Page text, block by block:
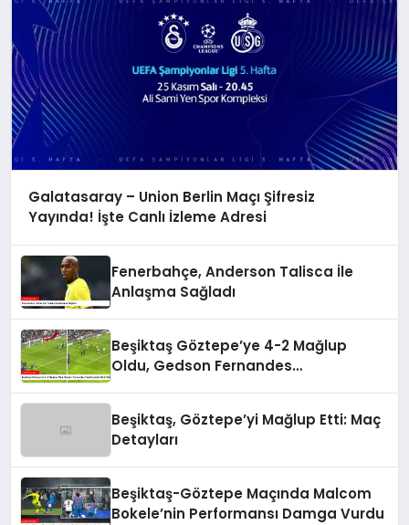
Galatasaray – Union Berlin Maçı Şifresiz
Yayında! İşte Canlı İzleme Adresi
Fenerbahçe, Anderson Talisca İle
Anlaşma Sağladı
Beşiktaş Göztepe’ye 4-2 Mağlup
Oldu, Gedson Fernandes
Beşiktaş, Göztepe’yi Mağlup Etti: Maç
Detayları
Beşiktaş-Göztepe Maçında Malcom
Bokele’nin Performansı Damga Vurdu